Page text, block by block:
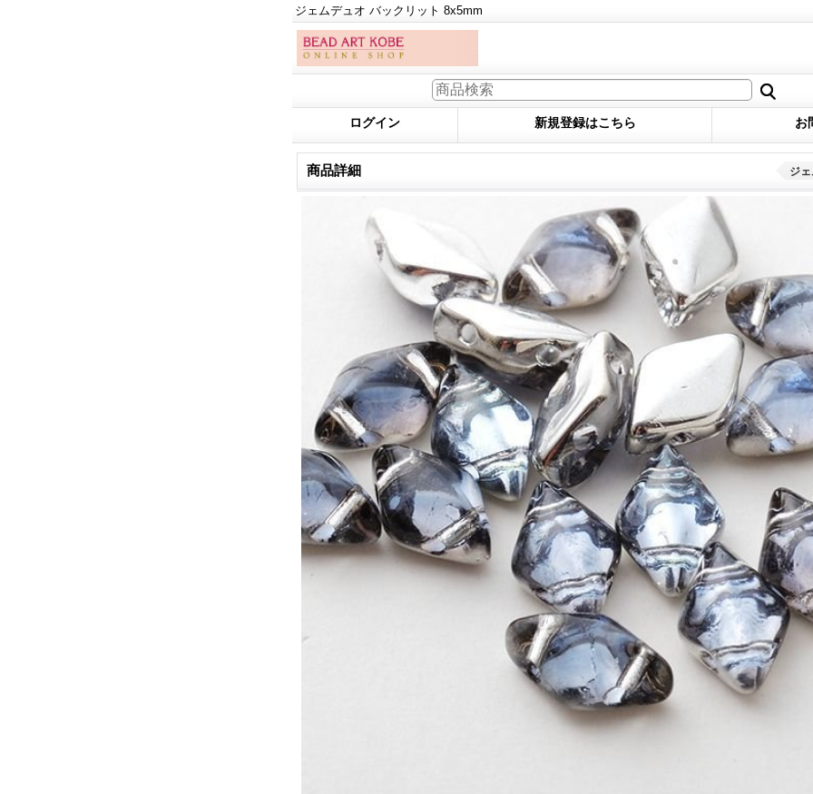
ジェムデュオ バックリット 8x5mm
ログイン 新規登録はこちら お
商品詳細 ジ